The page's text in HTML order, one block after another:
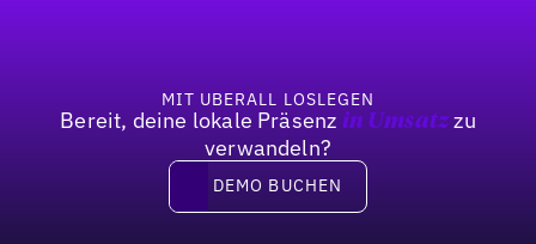
MIT UBERALL LOSLEGEN
Bereit, deine lokale Präsenz in Umsatzzu
verwandeln?
DEMO BUCHEN
DEMO BUCHEN